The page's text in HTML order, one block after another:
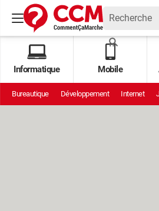
Informatique Mobile
Bureautique Développement Internet